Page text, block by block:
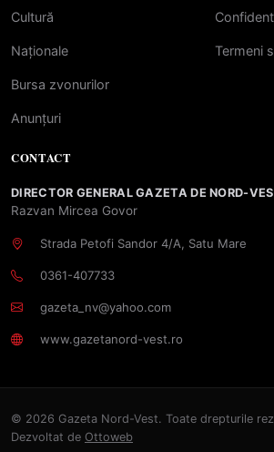
Cultură
Naționale
Bursa zvonurilor
Anunțuri
Termeni
CONTACT
DIRECTOR GENERAL GAZETA DE NORD-
Razvan Mircea Govor
Strada Petofi Sandor 4/A, Satu Mare
0361-407733
gazeta_nv@yahoo.com
www.gazetanord-vest.ro
© 2026 Gazeta Nord-Vest. Toate drepturile
Dezvoltat de Ottoweb